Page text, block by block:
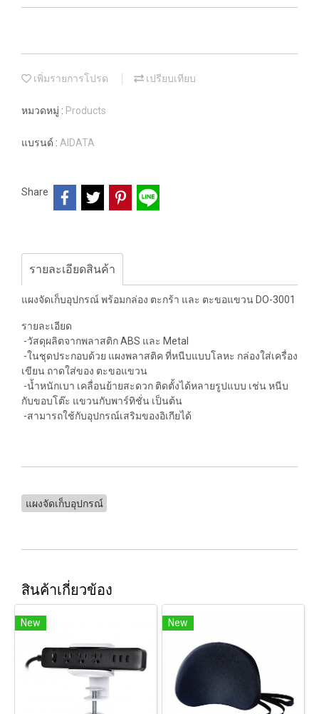
เพิ่มรายการโปรด เปรียบเทียบ
หมวดหมู่ : Products
แบรนด์ : AIDATA
Share
รายละเอียดสินค้า
แผงจัดเก็บอุปกรณ์ พร้อมกล่อง ตะกร้า และ ตะขอแขวน DO-3001
รายละเอียด
-วัสดุผลิตจากพลาสติก ABS และ Metal
-ในชุดประกอบด้วย แผงพลาสติค ที่หนีบแบบโลหะ กล่องใส่เครื่อง
เขียน ถาดใส่ของ ตะขอแขวน
-น้ำหนักเบา เคลื่อนย้ายสะดวก ติดตั้งได้หลายรูปแบบ เช่น หนีบ
กับขอบโต๊ะ แขวนกับพาร์ทิชั่น เป็นต้น
-สามารถใช้กับอุปกรณ์เสริมของอิเกียได้
แผงจัดเก็บอุปกรณ์
สินค้าเกี่ยวข้อง
New New